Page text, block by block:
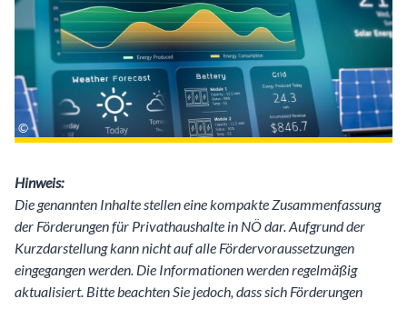
Hinweis:
Die genannten Inhalte stellen eine kompakte Zusammenfassung
der Förderungen für Privathaushalte in NÖ dar. Aufgrund der
Kurzdarstellung kann nicht auf alle Fördervoraussetzungen
eingegangen werden. Die Informationen werden regelmäßig
aktualisiert. Bitte beachten Sie jedoch, dass sich Förderungen